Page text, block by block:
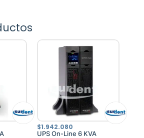
$1.942.080
UPS On-Line 6 KVA